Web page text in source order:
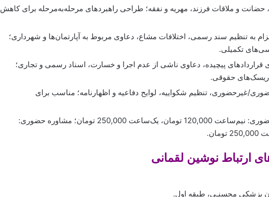
حضانت و ملاقات فرزند، مهریه و نفقه؛ طراحی راهبردهای مرحله‌به‌مرحله برای کاهش
به تنظیم سند رسمی، اختلافات مشاع، دعاوی مربوط به آپارتمان‌ها و شهرداری؛
تکمیلی.
قراردادهای پیچیده، دعاوی ناشی از عدم اجرا و خسارت، اسناد رسمی و تجاری؛
ریسک‌های حقوقی.
غیرحضوری، تنظیم شکواییه، لوایح دفاعیه و اظهارنامه؛ مناسب برای
مشاوره غیرحضوری: نیم‌ساعت 120,000 تومان، یک‌ساعت 250,000 تومان؛ مشاوره حضوری:
ارتباط نوشین لقمانی